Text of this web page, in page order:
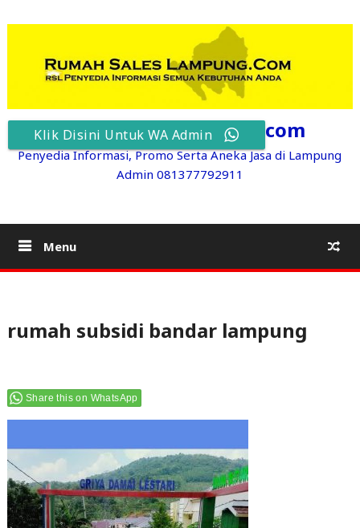
content
RumahSalesLampung.com
Penyedia Informasi, Promo Serta Aneka Jasa di Lampung
Admin 081377792911
Menu
rumah subsidi bandar lampung
Share this on WhatsApp
Klik Disini Untuk WA Admin